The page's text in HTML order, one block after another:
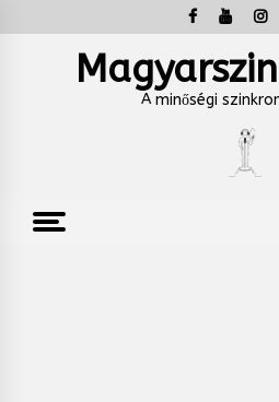
to
A minőségi